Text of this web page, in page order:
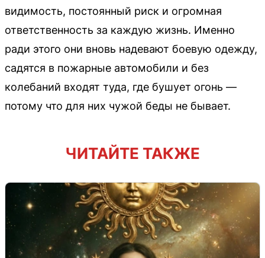
видимость, постоянный риск и огромная
ответственность за каждую жизнь. Именно
ради этого они вновь надевают боевую одежду,
садятся в пожарные автомобили и без
колебаний входят туда, где бушует огонь —
потому что для них чужой беды не бывает.
ЧИТАЙТЕ ТАКЖЕ